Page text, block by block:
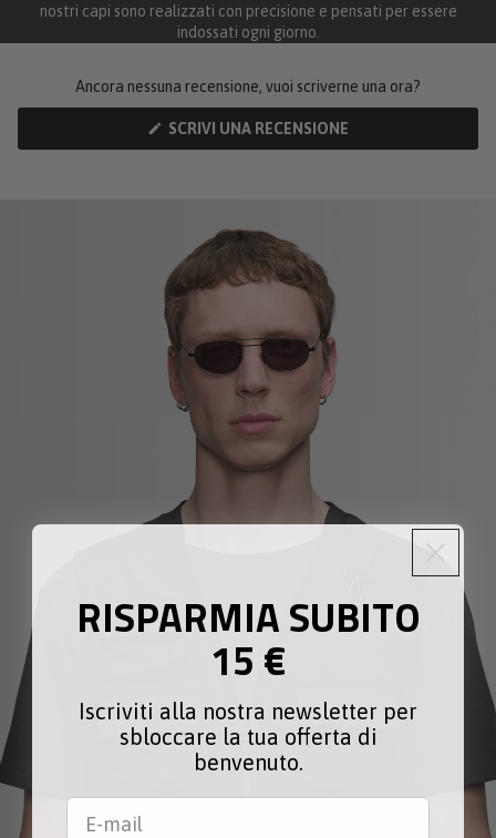
nostri capi sono realizzati con precisione e pensati per essere
indossati ogni giorno.
Ancora nessuna recensione, vuoi scriverne una ora?
SCRIVI UNA RECENSIONE
RISPARMIA SUBITO
15 €
Iscriviti alla nostra newsletter per
sbloccare la tua offerta di
benvenuto.